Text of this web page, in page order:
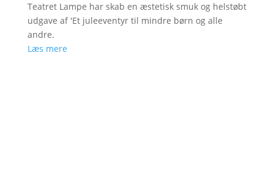
Teatret Lampe har skab en æstetisk smuk og helstøbt
udgave af 'Et juleeventyr til mindre børn og alle
andre.
Læs mere